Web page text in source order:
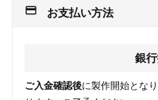
payment お支払い方法
銀
ご入金確認後に製作開始とな